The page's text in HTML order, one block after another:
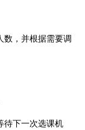
数，并根据需要调
待下一次选课机